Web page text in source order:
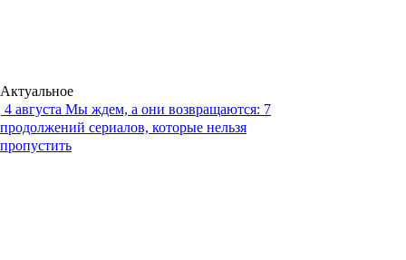
Актуальное
4 августа Мы ждем, а они возвращаются: 7
продолжений сериалов, которые нельзя
пропустить